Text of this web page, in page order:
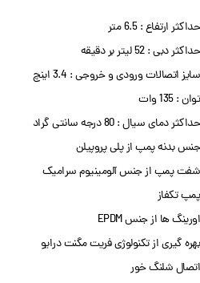
حداکثر ارتفاع : 6.5 متر
حداکثر دبی : 52 لیتر بر دقیقه
سایز اتصالات ورودی و خروجی : 3.4 اینچ
توان : 135 وات
حداکثر دمای سیال : 80 درجه سانتی گراد
جنس بدنه پمپ از پلی پروپیلن
شفت پمپ از جنس آلومینیوم سرامیک
پمپ تکفاز
اورینگ ها از جنس EPDM
بهره گیری از تکنولوژی فریت مگنت درایو
اتصال شلنگ خور